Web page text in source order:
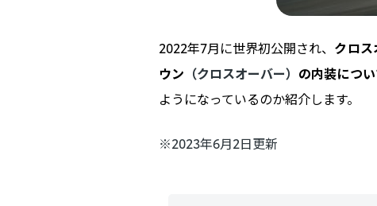
2022年7月に世界初公開され、 クロス
ウン （クロスオーバー） の内装につ
ようになっているのか紹介します。
※2023年6月2日更新